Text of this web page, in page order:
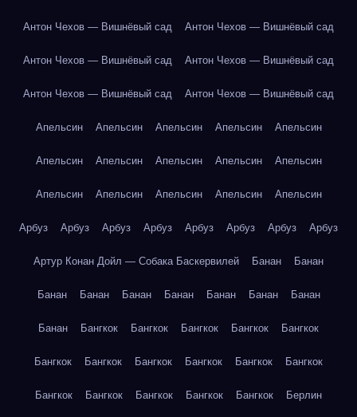
Антон Чехов — Вишнёвый сад Антон Чехов — Вишнёвый сад
Антон Чехов — Вишнёвый сад Антон Чехов — Вишнёвый сад
Антон Чехов — Вишнёвый сад Антон Чехов — Вишнёвый сад
Апельсин Апельсин Апельсин Апельсин Апельсин
Апельсин Апельсин Апельсин Апельсин Апельсин
Апельсин Апельсин Апельсин Апельсин Апельсин
Арбуз Арбуз Арбуз Арбуз Арбуз Арбуз Арбуз Арбуз
Артур Конан Дойл — Собака Баскервилей Банан Банан
Банан Банан Банан Банан Банан Банан Банан
Банан Бангкок Бангкок Бангкок Бангкок Бангкок
Бангкок Бангкок Бангкок Бангкок Бангкок Бангкок
Бангкок Бангкок Бангкок Бангкок Бангкок Берлин